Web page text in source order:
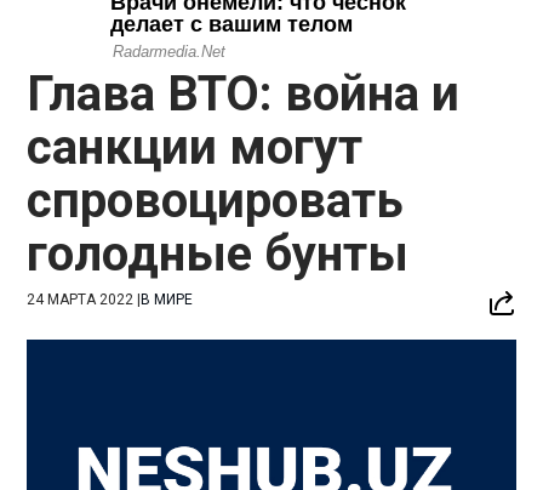
Глава ВТО: война и
санкции могут
спровоцировать
голодные бунты
24 МАРТА 2022 |В МИРЕ